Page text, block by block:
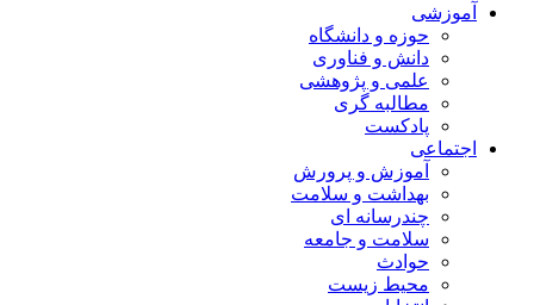
آموزشی
حوزه و دانشگاه
دانش و فناوری
علمی و پژوهشی
مطالبه گری
پادکست
اجتماعی
آموزش و پرورش
بهداشت و سلامت
چندرسانه ای
سلامت و جامعه
حوادث
محیط زیست